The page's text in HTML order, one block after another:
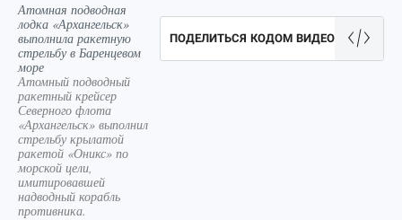
Атомная подводная
лодка «Архангельск»
выполнила ракетную
стрельбу в Баренцевом
море
Атомный подводный
ракетный крейсер
Северного флота
«Архангельск» выполнил
стрельбу крылатой
ракетой «Оникс» по
морской цели,
имитировавшей
надводный корабль
противника.
ПОДЕЛИТЬСЯ КОДОМ ВИДЕО